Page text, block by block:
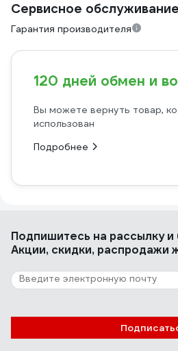
Сервисное обслуживание
Гарантия производителя
120 дней обмен и
Вы можете вернуть товар,
использован
Подробнее
Подпишитесь на рассылкуи
Акции, скидки, распродажи